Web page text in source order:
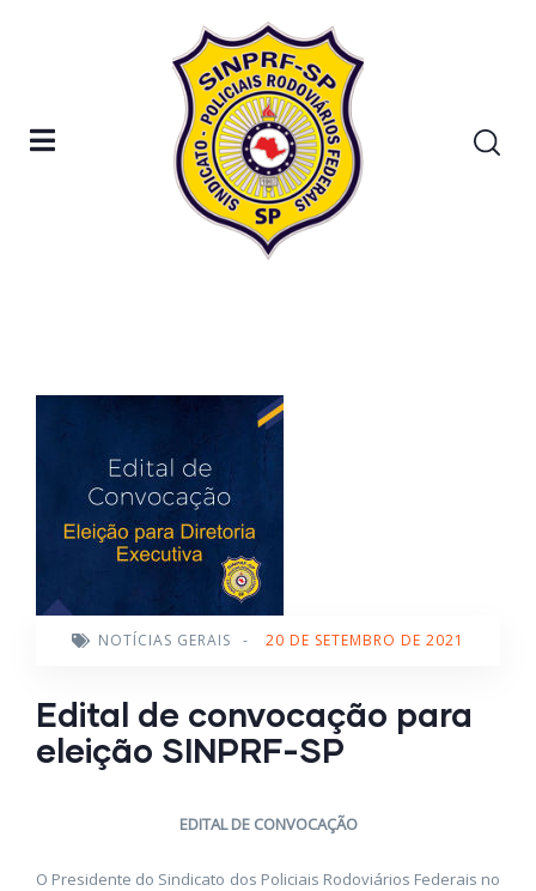
NOTÍCIAS GERAIS - 20 DE SETEMBRO DE 2021
Edital de convocação para
eleição SINPRF-SP
EDITAL DE CONVOCAÇÃO
O Presidente do Sindicato dos Policiais Rodoviários Federais no